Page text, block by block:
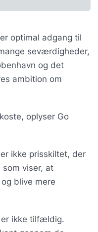
optimal adgang til
seværdigheder,
og det
ambition om
oplyser Go
ikke prisskiltet, der
som viser, at
blive mere
er ikke tilfældig.